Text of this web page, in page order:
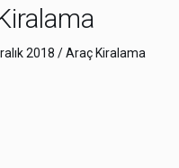
2018 /Araç Kiralama